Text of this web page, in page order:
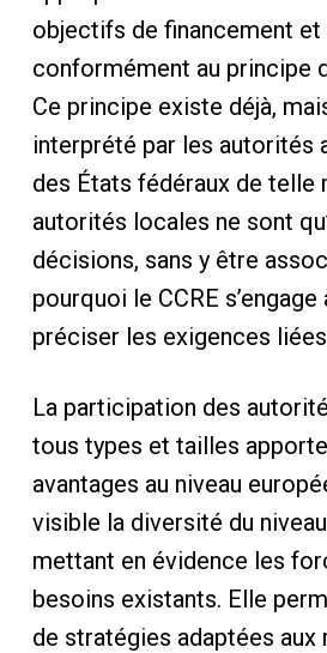
objectifs de financement et
conformément au principe
Ce principe existe déjà,
interprété par les autorités
des États fédéraux de telle
autorités locales ne sont
décisions, sans y être
pourquoi le CCRE
préciser les exigences
La participation des
tous types et tailles
avantages au niveau
visible la diversité du
mettant en évidence les
besoins existants. Elle
de stratégies adaptées aux